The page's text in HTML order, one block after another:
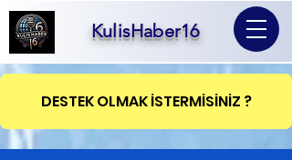
KulisHaber16
DESTEK OLMAK İSTERMİSİNİZ ?